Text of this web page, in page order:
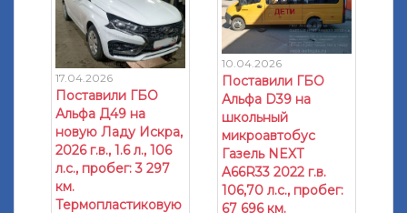
17.04.2026
Поставили ГБО
Альфа Д49 на
новую Ладу Искра,
2026 г.в., 1.6 л., 106
л.с., пробег: 3 297
км.
Термопластиковую
10.04.2026
Поставили ГБО
Альфа D39 на
школьный
микроавтобус
Газель NEXT
A66R33 2022 г.в.
106,70 л.с., пробег:
67 696 км.